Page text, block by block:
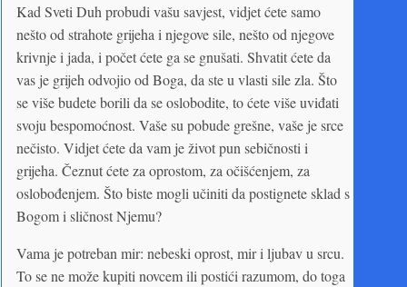
Kad Sveti Duh probudi vašu savjest, vidjet ćete samo
nešto od strahote grijeha i njegove sile, nešto od njegove
krivnje i jada, i počet ćete ga se gnušati. Shvatit ćete da
vas je grijeh odvojio od Boga, da ste u vlasti sile zla. Što
se više budete borili da se oslobodite, to ćete više uviđati
svoju bespomoćnost. Vaše su pobude grešne, vaše je srce
nečisto. Vidjet ćete da vam je život pun sebičnosti i
grijeha. Čeznut ćete za oprostom, za očišćenjem, za
oslobođenjem. Što biste mogli učiniti da postignete sklad s
Bogom i sličnost Njemu?
Vama je potreban mir: nebeski oprost, mir i ljubav u srcu.
To se ne može kupiti novcem ili postići razumom, do toga